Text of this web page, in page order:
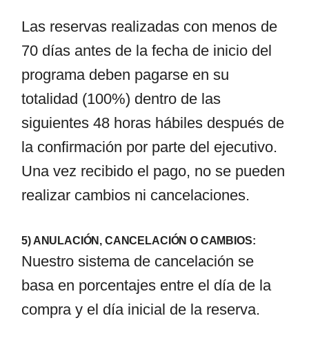
Las reservas realizadas con menos de
70 días antes de la fecha de inicio del
programa deben pagarse en su
totalidad (100%) dentro de las
siguientes 48 horas hábiles después de
la confirmación por parte del ejecutivo.
Una vez recibido el pago, no se pueden
realizar cambios ni cancelaciones.
5) ANULACIÓN, CANCELACIÓN O CAMBIOS:
Nuestro sistema de cancelación se
basa en porcentajes entre el día de la
compra y el día inicial de la reserva.